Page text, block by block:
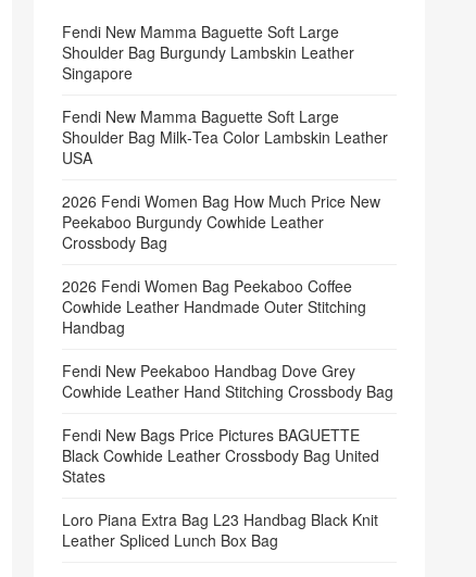
Fendi New Mamma Baguette Soft Large
Shoulder Bag Burgundy Lambskin Leather
Singapore
Fendi New Mamma Baguette Soft Large
Shoulder Bag Milk‑Tea Color Lambskin Leather
USA
2026 Fendi Women Bag How Much Price New
Peekaboo Burgundy Cowhide Leather
Crossbody Bag
2026 Fendi Women Bag Peekaboo Coffee
Cowhide Leather Handmade Outer Stitching
Handbag
Fendi New Peekaboo Handbag Dove Grey
Cowhide Leather Hand Stitching Crossbody Bag
Fendi New Bags Price Pictures BAGUETTE
Black Cowhide Leather Crossbody Bag United
States
Loro Piana Extra Bag L23 Handbag Black Knit
Leather Spliced Lunch Box Bag